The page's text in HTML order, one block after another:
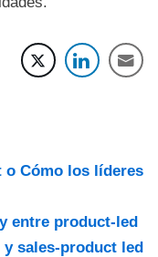
o Cómo los líderes
entre product-led
sales-product led